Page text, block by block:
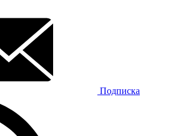
Подписка